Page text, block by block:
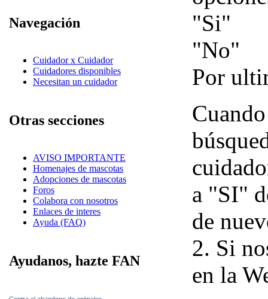
Navegación
Cuidador x Cuidador
Cuidadores disponibles
Necesitan un cuidador
Otras secciones
AVISO IMPORTANTE
Homenajes de mascotas
Adopciones de mascotas
Foros
Colabora con nosotros
Enlaces de interes
Ayuda (FAQ)
Ayudanos, hazte FAN
"Si"
"No"
Por
a "SI"
de
2. Si
en la